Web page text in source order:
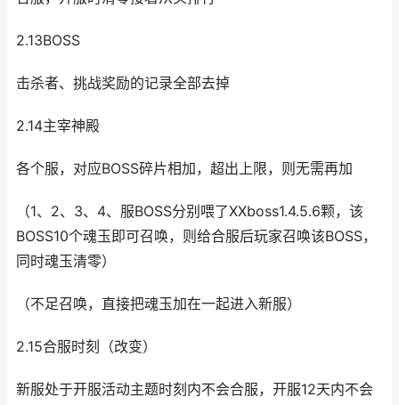
2.13BOSS
击杀者、挑战奖励的记录全部去掉
2.14主宰神殿
各个服，对应BOSS碎片相加，超出上限，则无需再加
（1、2、3、4、服BOSS分别喂了XXboss1.4.5.6颗，该
BOSS10个魂玉即可召唤，则给合服后玩家召唤该BOSS，
同时魂玉清零）
（不足召唤，直接把魂玉加在一起进入新服）
2.15合服时刻（改变）
新服处于开服活动主题时刻内不会合服，开服12天内不会